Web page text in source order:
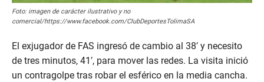
Foto: imagen de carácter ilustrativo y no
comercial/https://www.facebook.com/ClubDeportesTolimaSA
El exjugador de FAS ingresó de cambio al 38′ y necesito
de tres minutos, 41′, para mover las redes. La visita inició
un contragolpe tras robar el esférico en la media cancha.